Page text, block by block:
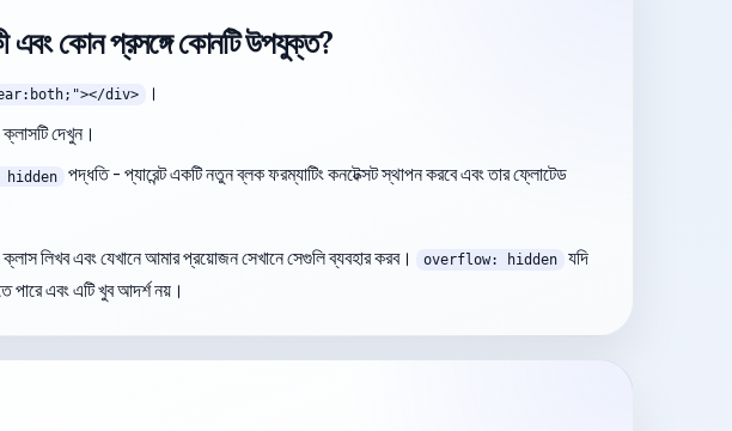
এবং কোন প্রসঙ্গে কোনটি উপযুক্ত?
div>
।
ক্লাসটি দেখুন।
পদ্ধতি - প্যারেন্ট একটি নতুন ব্লক ফরম্যাটিং কনটেক্সট স্থাপন করবে এবং তার ফ্লোটেড
ক্লাস লিখব এবং যেখানে আমার প্রয়োজন সেখানে সেগুলি ব্যবহার করব। overflow: hidden
যদি
পারে এবং এটি খুব আদর্শ নয়।